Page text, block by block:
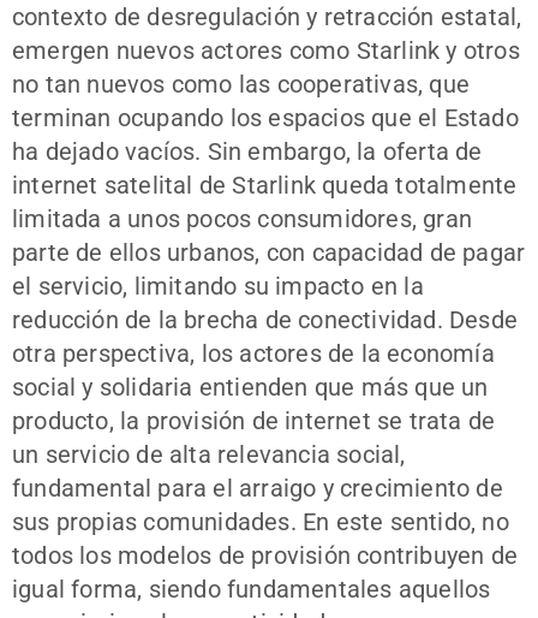
contexto de desregulación y retracción estatal,
emergen nuevos actores como Starlink y otros
no tan nuevos como las cooperativas, que
terminan ocupando los espacios que el Estado
ha dejado vacíos. Sin embargo, la oferta de
internet satelital de Starlink queda totalmente
limitada a unos pocos consumidores, gran
parte de ellos urbanos, con capacidad de pagar
el servicio, limitando su impacto en la
reducción de la brecha de conectividad. Desde
otra perspectiva, los actores de la economía
social y solidaria entienden que más que un
producto, la provisión de internet se trata de
un servicio de alta relevancia social,
fundamental para el arraigo y crecimiento de
sus propias comunidades. En este sentido, no
todos los modelos de provisión contribuyen de
igual forma, siendo fundamentales aquellos